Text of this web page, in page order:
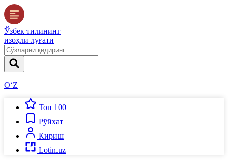
Ўзбек тилининг
изоҳли луғати
O‘Z
Топ 100
Рўйхат
Кириш
Lotin.uz